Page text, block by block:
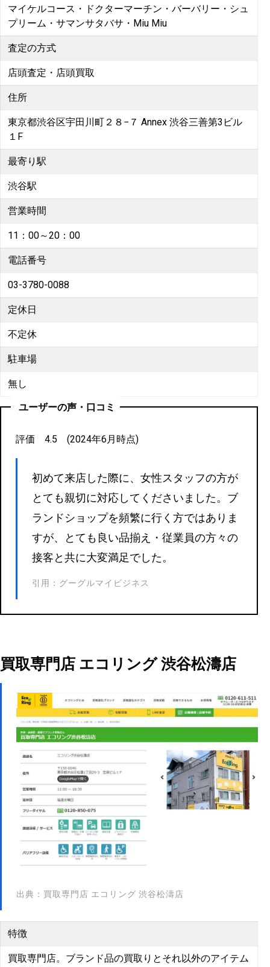
マイケルコース・ドクターマーチン・バーバリー・シュ
プリーム・サマンサタバサ・Miu Miu
査定の方式
店頭査定・店頭買取
住所
東京都渋谷区宇田川町２８−７ Annex 渋谷三善第3ビル
１F
最寄り駅
渋谷駅
営業時間
11：00～20：00
電話番号
03-3780-0088
定休日
不定休
駐車場
無し
ユーザーの声・口コミ
評価 4.5 (2024年6月時点)
初めて来店した際に、女性スタッフの方が
とても親切に対応してくださいました。ブ
ランドショップを頻繁に行く方ではありま
すが、とても良い品揃え・従業員の方々の
接客と共に大変満足でした。
引用：グーグルマイビジネス
買取専門店 エコリング 渋谷松濤店
出典：買取専門店 エコリング 渋谷松濤店
特徴
買取専門店。ブランド品の買取りとそれ以外のアイテム